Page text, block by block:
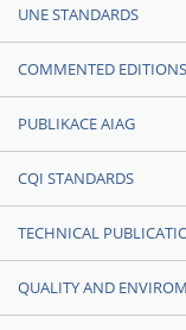
UNE STANDARDS
COMMENTED
PUBLIKACE AIAG
CQI STANDARDS
TECHNICAL
QUALITY AND